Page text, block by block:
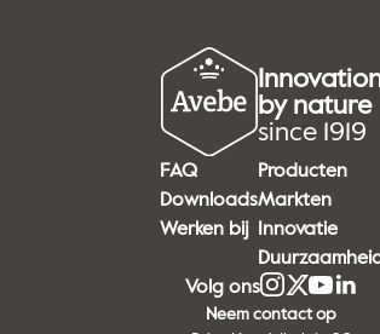
by nature
since 1919
FAQ
Downloads
Werken bij
Producten
Markten
Innovatie
Volg ons
Neem contact op